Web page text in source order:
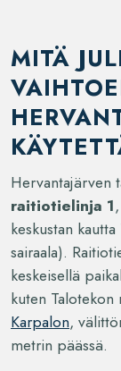
MITÄ
Hervantajärven
raitiotielinja 1
keskustan
sairaala).
keskeisellä
kuten Talotekon
Karpalon,
metrin päässä.